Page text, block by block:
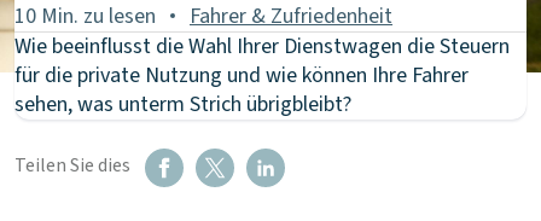
10 Min. zu lesen
Fahrer & Zufriedenheit
Wie beeinflusst die Wahl Ihrer Dienstwagen die Steuern
für die private Nutzung und wie können Ihre Fahrer
sehen, was unterm Strich übrigbleibt?
Teilen Sie dies